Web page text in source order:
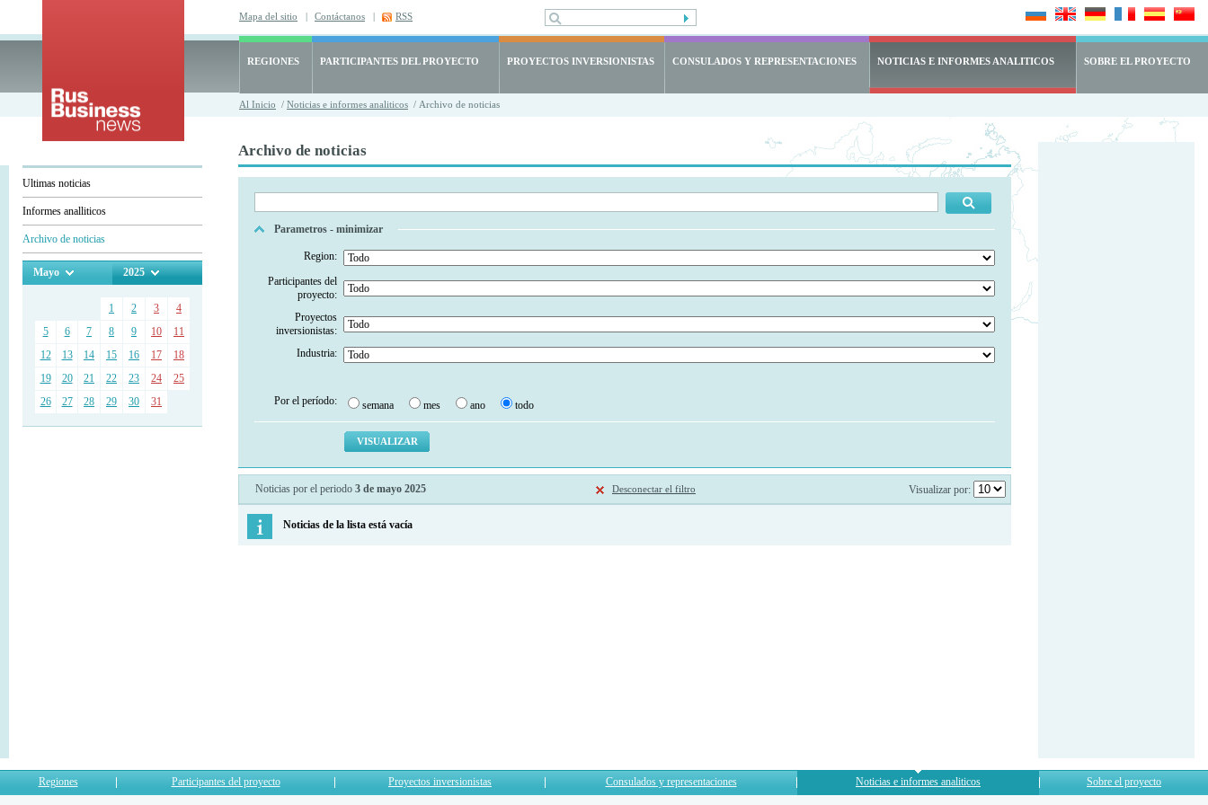
Mapa del sitio | Contáctanos | RSS
REGIONES PARTICIPANTES DEL PROYECTO PROYECTOS INVERSIONISTAS CONSULADOS Y REPRESENTACIONES NOTICIAS E INFORMES ANALITICOS SOBRE EL PROYECTO
Al Inicio / Noticias e informes analiticos / Archivo de noticias
Ultimas noticias
Informes analliticos
Archivo de noticias
Mayo 2025
1 2 3
4
5
6 7 8 9 10
11
12
13 14 15 16 17
18
19
20 21 22 23 24
25
26
27 28 29 30 31
Archivo de noticias
Parametros - minimizar
Region:
Participantes del
proyecto:
Proyectos
inversionistas:
Industria:
Por el período: semana mes ano todo
Noticias por el periodo 3 de mayo 2025 Desconectar el filtro Visualizar por:
Noticias de la lista está vacía
Regiones Participantes del proyecto Proyectos inversionistas Consulados y representaciones Noticias e informes analiticos Sobre el proyecto